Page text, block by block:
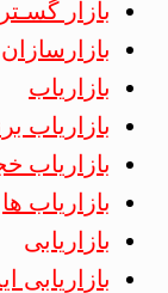
بازار
بازارسازان
بازاریاب
بازاریاب
بازاریاب
بازاریاب ها
بازاریابی
بازاریابی